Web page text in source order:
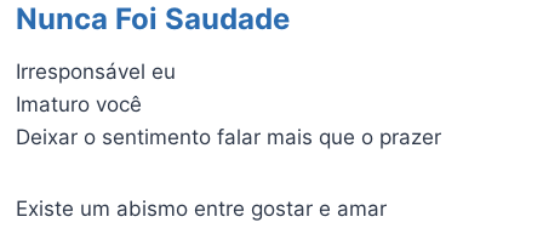
Nunca Foi Saudade
Irresponsável eu
Imaturo você
Deixar o sentimento falar mais que o prazer
Existe um abismo entre gostar e amar